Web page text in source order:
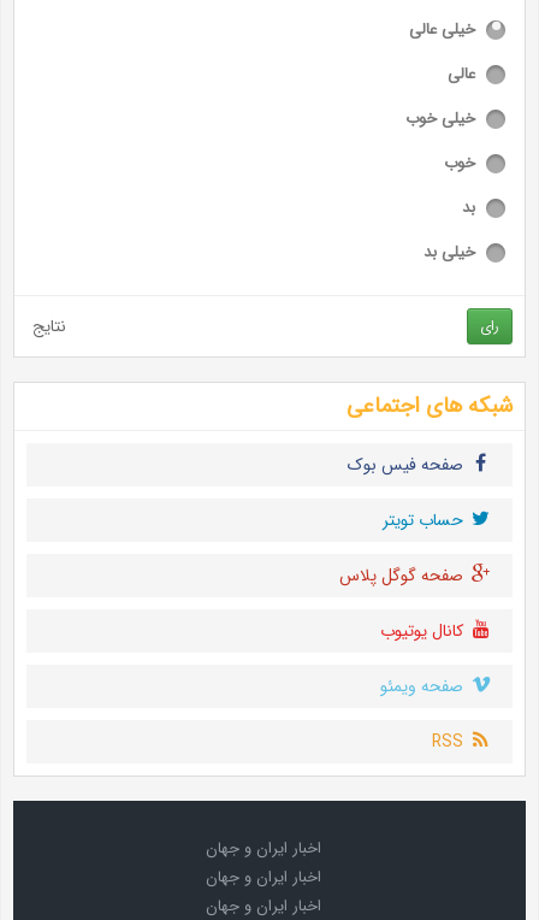
خیلی عالی
عالی
خیلی خوب
خوب
بد
خیلی بد
رای نتایج
شبکه های اجتماعی
صفحه فیس بوک
حساب تويتر
صفحه گوگل پلاس
کانال یوتیوب
صفحه ویمئو
RSS
اخبار ایران و جهان
اخبار ایران و جهان
اخبار ایران و جهان